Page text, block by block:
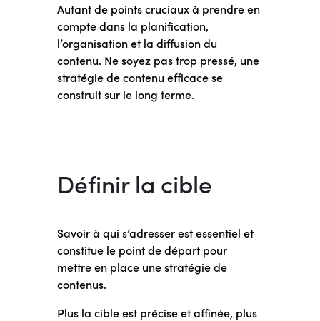
Autant de points cruciaux à prendre en
compte dans la planification,
l’organisation et la diffusion du
contenu. Ne soyez pas trop pressé, une
stratégie de contenu efficace se
construit sur le long terme.
Définir la cible
Savoir à qui s’adresser est essentiel et
constitue le point de départ pour
mettre en place une stratégie de
contenus.
Plus la cible est précise et affinée, plus